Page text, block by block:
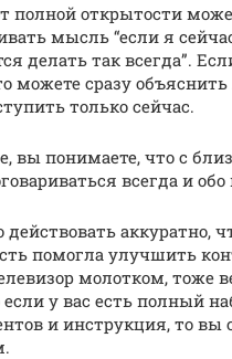
полной открытости
мысль “если я
делать так всегда”.
можете сразу
только сейчас.
вы понимаете, что с
всегда и обо
действовать аккуратно,
помогла улучшить
молотком, тоже
у вас есть полный
и инструкция, то вы